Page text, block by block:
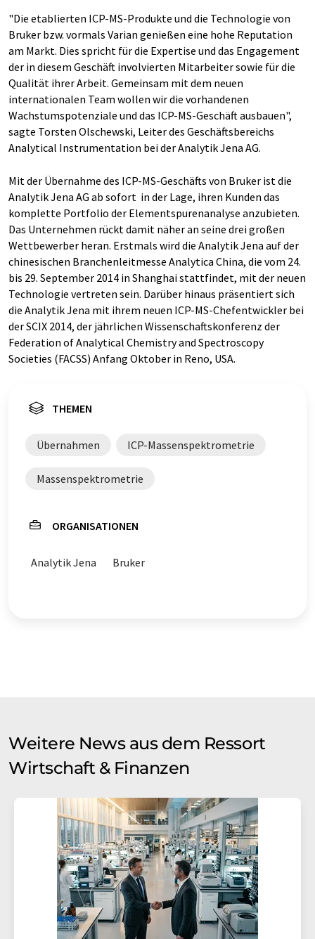
"Die etablierten ICP-MS-Produkte und die Technologie von
Bruker bzw. vormals Varian genießen eine hohe Reputation
am Markt. Dies spricht für die Expertise und das Engagement
der in diesem Geschäft involvierten Mitarbeiter sowie für die
Qualität ihrer Arbeit. Gemeinsam mit dem neuen
internationalen Team wollen wir die vorhandenen
Wachstumspotenziale und das ICP-MS-Geschäft ausbauen",
sagte Torsten Olschewski, Leiter des Geschäftsbereichs
Analytical Instrumentation bei der Analytik Jena AG.
Mit der Übernahme des ICP-MS-Geschäfts von Bruker ist die
Analytik Jena AG ab sofort in der Lage, ihren Kunden das
komplette Portfolio der Elementspurenanalyse anzubieten.
Das Unternehmen rückt damit näher an seine drei großen
Wettbewerber heran. Erstmals wird die Analytik Jena auf der
chinesischen Branchenleitmesse Analytica China, die vom 24.
bis 29. September 2014 in Shanghai stattfindet, mit der neuen
Technologie vertreten sein. Darüber hinaus präsentiert sich
die Analytik Jena mit ihrem neuen ICP-MS-Chefentwickler bei
der SCIX 2014, der jährlichen Wissenschaftskonferenz der
Federation of Analytical Chemistry and Spectroscopy
Societies (FACSS) Anfang Oktober in Reno, USA.
THEMEN
Übernahmen ICP-Massenspektrometrie
Massenspektrometrie
ORGANISATIONEN
Analytik Jena Bruker
Weitere News aus dem Ressort
Wirtschaft & Finanzen